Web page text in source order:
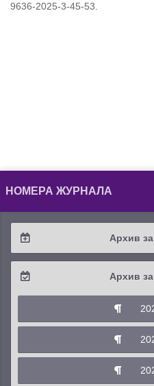
9636-2025-3-45-53.
НОМЕРА ЖУРНАЛА
Архив
Архив